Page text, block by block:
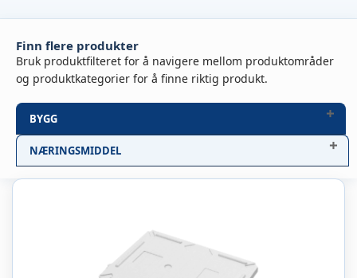
Finn flere produkter
Bruk produktfilteret for å navigere mellom produktområder
og produktkategorier for å finne riktig produkt.
BYGG
NÆRINGSMIDDEL